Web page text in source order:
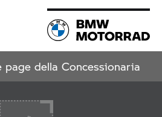
page della Concessionaria